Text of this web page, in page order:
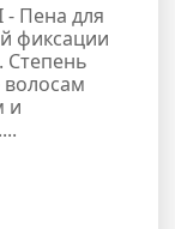
- Пена для
фиксации
Степень
и